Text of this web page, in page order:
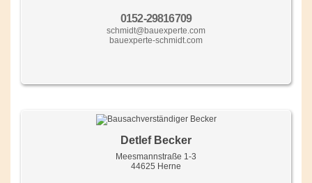
0152-29816709
schmidt@bauexperte.com
bauexperte-schmidt.com
Detlef Becker
Meesmannstraße 1-3
44625 Herne